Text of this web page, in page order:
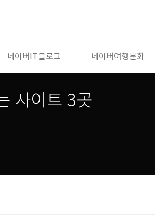
네이버IT블로그 네이버여행문화
사이트 3곳